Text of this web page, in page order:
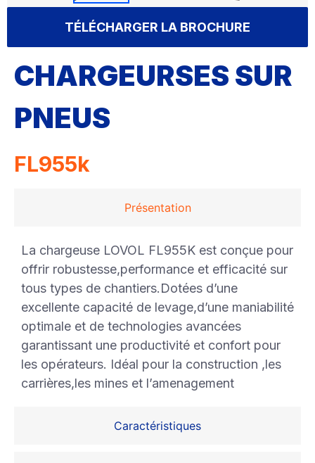
TÉLÉCHARGER LA BROCHURE
CHARGEURSES SUR
PNEUS
FL955k
Présentation
Caractéristiques
La chargeuse LOVOL FL955K est conçue pour
offrir robustesse,performance et efficacité sur
tous types de chantiers.Dotées d’une
excellente capacité de levage,d’une maniabilité
optimale et de technologies avancées
garantissant une productivité et confort pour
les opérateurs. Idéal pour la construction ,les
carrières,les mines et l’amenagement